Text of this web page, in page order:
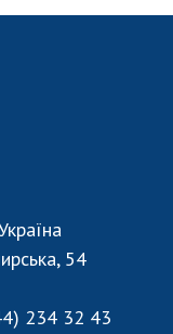
54
234 32 43